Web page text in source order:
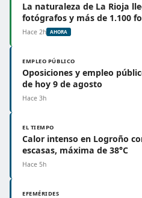
La naturaleza de La Rioja
fotógrafos y más de 1.100
Hace 2h AHORA
EMPLEO PÚBLICO
Oposiciones y empleo
de hoy 9 de agosto
Hace 3h
EL TIEMPO
Calor intenso en Logroño
escasas, máxima de 38°C
Hace 5h
EFEMÉRIDES